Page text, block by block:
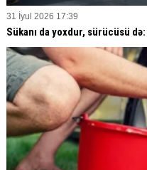
31 İyul 2026 17:39
Sükanı da yoxdur, sürücüsü də: